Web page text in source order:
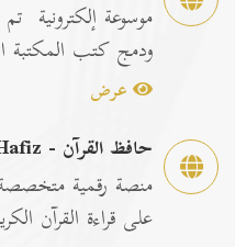
موسوعة إلكترونية
ودمج كتب المكتبة
عرض
حافظ القرآن - Quran Hafiz
منصة رقمية
على قراءة القرآن